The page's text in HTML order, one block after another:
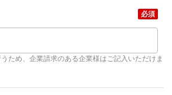
必須
ため、企業請求のある企業様はご記入いただけま